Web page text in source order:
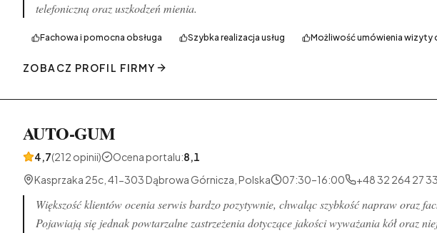
telefoniczną oraz uszkodzeń mienia.
Fachowa i pomocna obsługa Szybka realizacja usług Możliwość umówienia wizyty
ZOBACZ PROFIL FIRMY
AUTO-GUM
4,7(212 opinii) Ocena portalu:8,1
Kasprzaka 25c, 41-303 Dąbrowa Górnicza, Polska
07:30–16:00 +48 32 264 27 33
Większość klientów ocenia serwis bardzo pozytywnie, chwaląc szybkość napraw oraz
Pojawiają się jednak powtarzalne zastrzeżenia dotyczące jakości wyważania kół oraz